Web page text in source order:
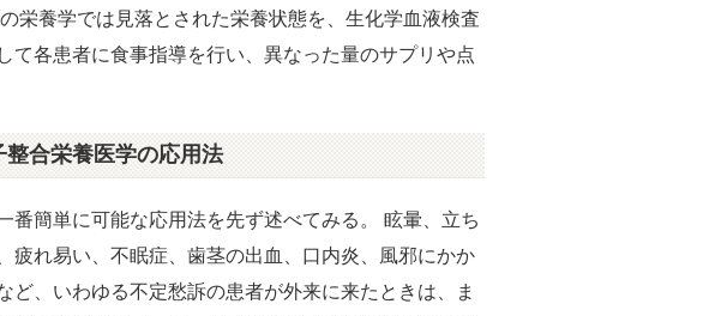
栄養学では見落とされた栄養状態を、生化学血液検査
て各患者に食事指導を行い、異なった量のサプリや点
合栄養医学の応用法
番簡単に可能な応用法を先ず述べてみる。 眩暈、立ち
疲れ易い、不眠症、歯茎の出血、口内炎、風邪にかか
ど、いわゆる不定愁訴の患者が外来に来たときは、ま